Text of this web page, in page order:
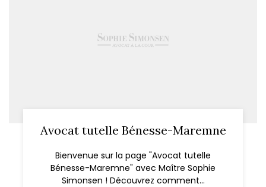
Avocat tutelle Bénesse-Maremne
Bienvenue sur la page "Avocat tutelle
Bénesse-Maremne" avec Maître Sophie
Simonsen ! Découvrez comment...